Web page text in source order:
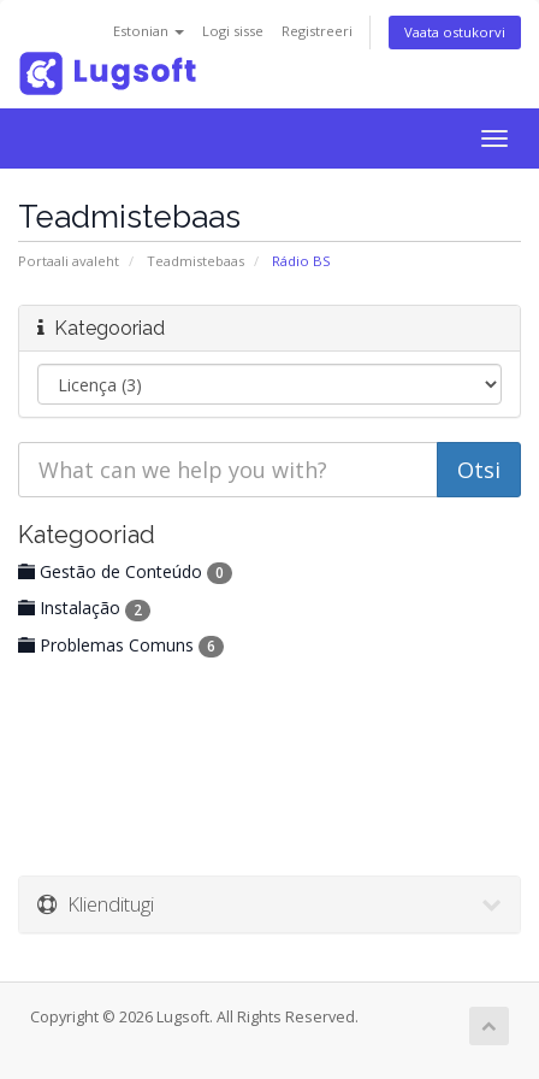
Estonian Logi sisse Registreeri Vaata ostukorvi
Teadmistebaas
Portaali avaleht Teadmistebaas Rádio BS
Kategooriad
Kategooriad
Gestão de Conteúdo 0
Instalação 2
Problemas Comuns 6
Klienditugi
Copyright © 2026 Lugsoft. All Rights Reserved.